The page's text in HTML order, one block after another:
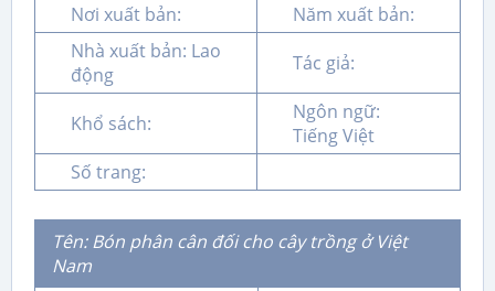
Nơi xuất bản:
Năm xuất bản:
Nhà xuất bản: Lao
động
Tác giả:
Khổ sách:
Ngôn ngữ:
Tiếng Việt
Số trang:
Tên: Bón phân cân đối cho cây trồng ở Việt
Nam